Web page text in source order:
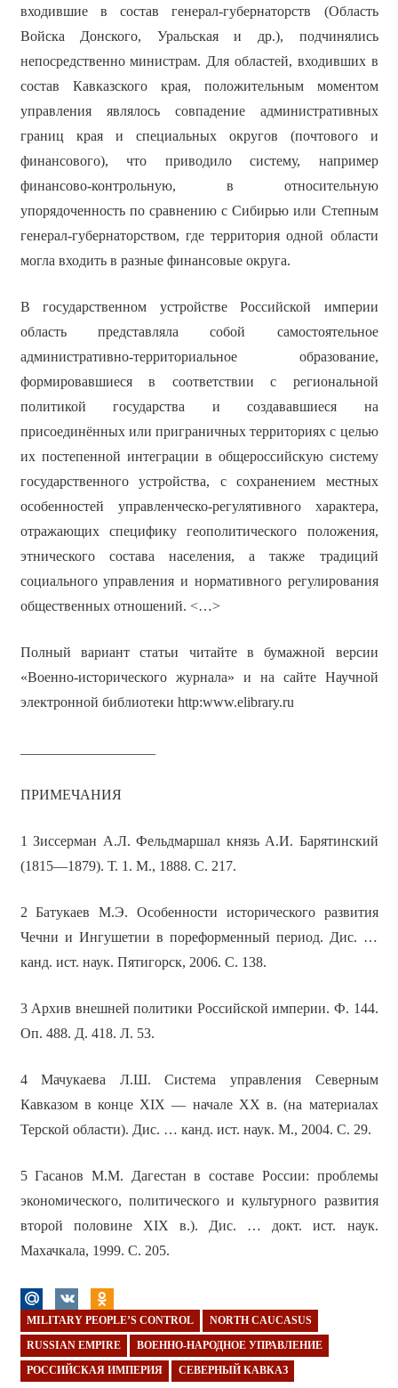
входившие в состав генерал-губернаторств (Область
Войска Донского, Уральская и др.), подчинялись
непосредственно министрам. Для областей, входивших в
состав Кавказского края, положительным моментом
управления являлось совпадение административных
границ края и специальных округов (почтового и
финансового), что приводило систему, например
финансово-контрольную, в относительную
упорядоченность по сравнению с Сибирью или Степным
генерал-губернаторством, где территория одной области
могла входить в разные финансовые округа.
В государственном устройстве Российской империи
область представляла собой самостоятельное
административно-территориальное образование,
формировавшиеся в соответствии с региональной
политикой государства и создававшиеся на
присоединённых или приграничных территориях с целью
их постепенной интеграции в общероссийскую систему
государственного устройства, с сохранением местных
особенностей управленческо-регулятивного характера,
отражающих специфику геополитического положения,
этнического состава населения, а также традиций
социального управления и нормативного регулирования
общественных отношений. <…>
Полный вариант статьи читайте в бумажной версии
«Военно-исторического журнала» и на сайте Научной
электронной библиотеки http:www.elibrary.ru
ПРИМЕЧАНИЯ
1 Зиссерман А.Л. Фельдмаршал князь А.И. Барятинский
(1815—1879). Т. 1. М., 1888. С. 217.
2 Батукаев М.Э. Особенности исторического развития
Чечни и Ингушетии в пореформенный период. Дис. …
канд. ист. наук. Пятигорск, 2006. С. 138.
3 Архив внешней политики Российской империи. Ф. 144.
Оп. 488. Д. 418. Л. 53.
4 Мачукаева Л.Ш. Система управления Северным
Кавказом в конце XIX — начале XX в. (на материалах
Терской области). Дис. … канд. ист. наук. М., 2004. С. 29.
5 Гасанов М.М. Дагестан в составе России: проблемы
экономического, политического и культурного развития
второй половине XIX в.). Дис. … докт. ист. наук.
Махачкала, 1999. С. 205.
MILITARY PEOPLE’S CONTROL NORTH CAUCASUS
RUSSIAN EMPIRE ВОЕННО-НАРОДНОЕ УПРАВЛЕНИЕ
РОССИЙСКАЯ ИМПЕРИЯ СЕВЕРНЫЙ КАВКАЗ